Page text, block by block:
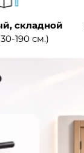
складной
190 см.)